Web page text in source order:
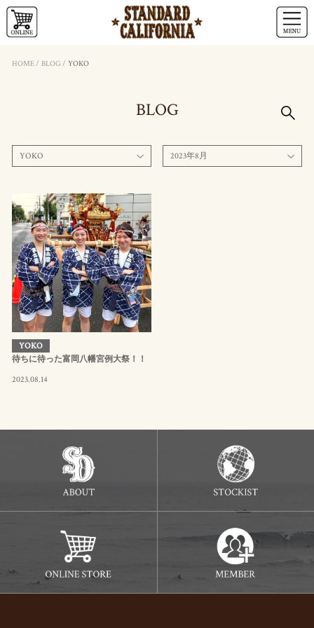
HOME/ BLOG / YOKO
BLOG
YOKO 2023年8月
YOKO
待ちに待った富岡八幡宮例大祭！！
2023.08.14